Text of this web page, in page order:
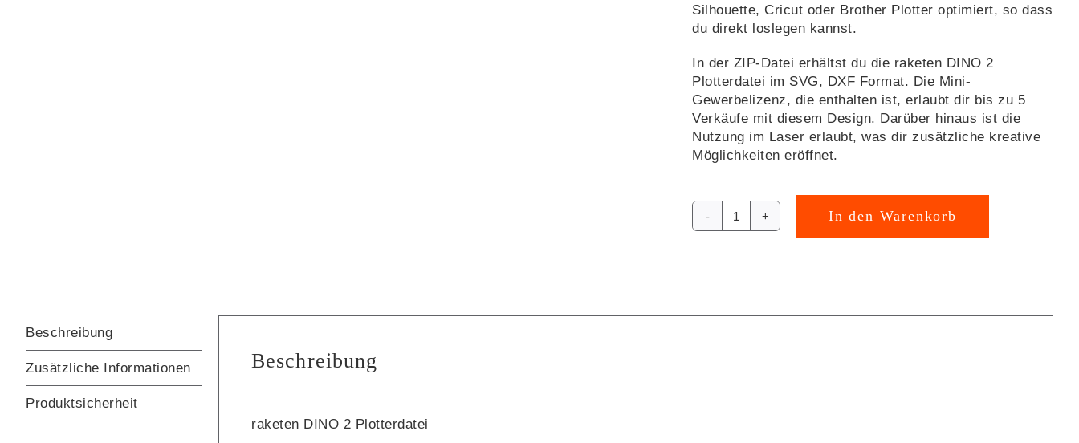
Silhouette, Cricut oder Brother Plotter optimiert, so dass
du direkt loslegen kannst.
In der ZIP-Datei erhältst du die raketen DINO 2
Plotterdatei im SVG, DXF Format. Die Mini-
Gewerbelizenz, die enthalten ist, erlaubt dir bis zu 5
Verkäufe mit diesem Design. Darüber hinaus ist die
Nutzung im Laser erlaubt, was dir zusätzliche kreative
Möglichkeiten eröffnet.
raketen
Menge
In den Warenkorb
Alternative:
Beschreibung
Zusätzliche Informationen
Produktsicherheit
Beschreibung
raketen DINO 2 Plotterdatei